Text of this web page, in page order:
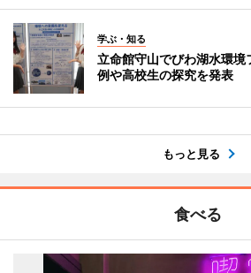
学ぶ・知る
立命館守山でびわ湖水環
例や高校生の探究を発表
もっと見る
食べる